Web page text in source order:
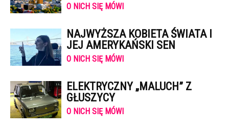
O NICH SIĘ MÓWI
NAJWYŻSZA KOBIETA ŚWIATA I
JEJ AMERYKAŃSKI SEN
O NICH SIĘ MÓWI
ELEKTRYCZNY „MALUCH” Z
GŁUSZYCY
O NICH SIĘ MÓWI